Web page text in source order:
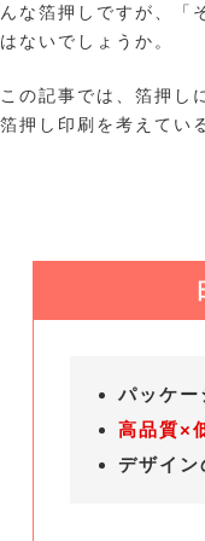
な箔押しですが、「
ないでしょうか。
の記事では、箔押し
押し印刷を考えてい
パッケー
高品質×
デザイン